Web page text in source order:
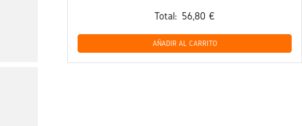
Total: 56,80 €
AÑADIR AL CARRITO